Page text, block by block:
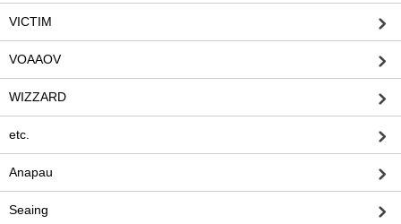
VICTIM
VOAAOV
WIZZARD
etc.
Anapau
Seaing